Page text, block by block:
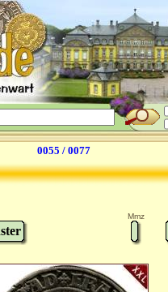
0055 / 0077
Mmz